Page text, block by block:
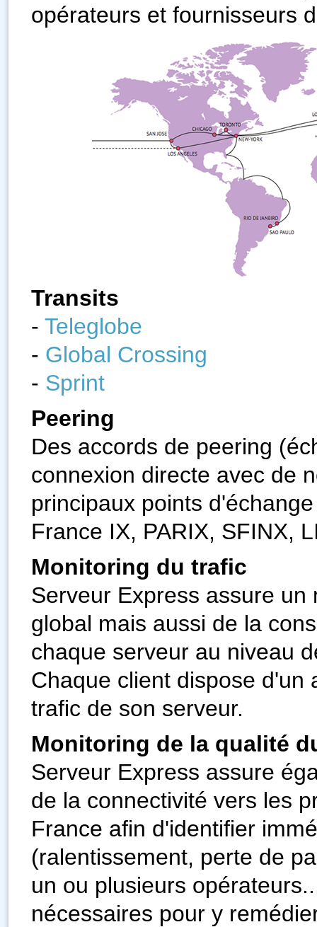
opérateurs et fournisseurs
Transits
- Teleglobe
- Global Crossing
- Sprint
Peering
Des accords de peering
connexion directe avec de
principaux points
France IX, PARIX, SFINX,
Monitoring du trafic
Serveur Express assure
global mais aussi de la
chaque serveur au niveau
Chaque client dispose d'un
trafic de son serveur.
Monitoring de la qualité
Serveur Express assure
de la connectivité vers les
France afin d'identifier
(ralentissement, perte de
un ou plusieurs
nécessaires pour y